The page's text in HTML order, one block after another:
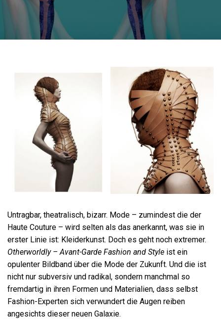
Untragbar, theatralisch, bizarr. Mode – zumindest die der
Haute Couture – wird selten als das anerkannt, was sie in
erster Linie ist: Kleiderkunst. Doch es geht noch extremer.
Otherworldly – Avant-Garde Fashion and Style ist ein
opulenter Bildband über die Mode der Zukunft. Und die ist
nicht nur subversiv und radikal, sondern manchmal so
fremdartig in ihren Formen und Materialien, dass selbst
Fashion-Experten sich verwundert die Augen reiben
angesichts dieser neuen Galaxie.